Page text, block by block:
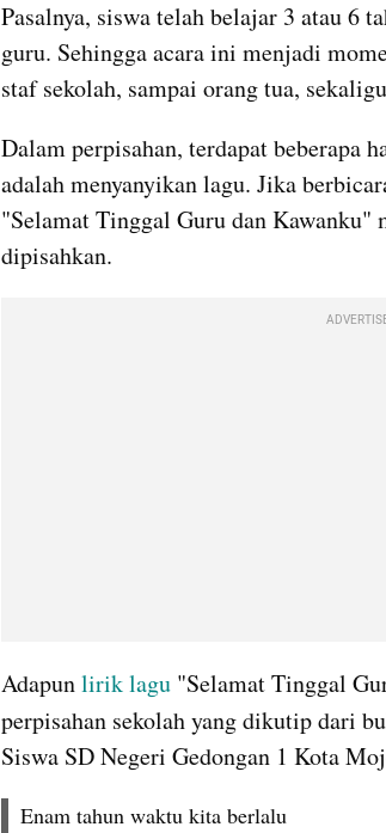
Pasalnya, siswa telah belajar 3 atau 6
guru. Sehingga acara ini menjadi
staf sekolah, sampai orang tua,
Dalam perpisahan, terdapat beberapa
adalah menyanyikan lagu. Jika
"Selamat Tinggal Guru dan Kawanku"
dipisahkan.
Adapun lirik lagu "Selamat Tinggal
perpisahan sekolah yang dikutip dari
Siswa SD Negeri Gedongan 1 Kota
Enam tahun waktu kita berlalu